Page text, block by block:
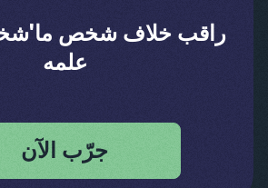
راقب خلاف شخص
علمه
جرّب الآن